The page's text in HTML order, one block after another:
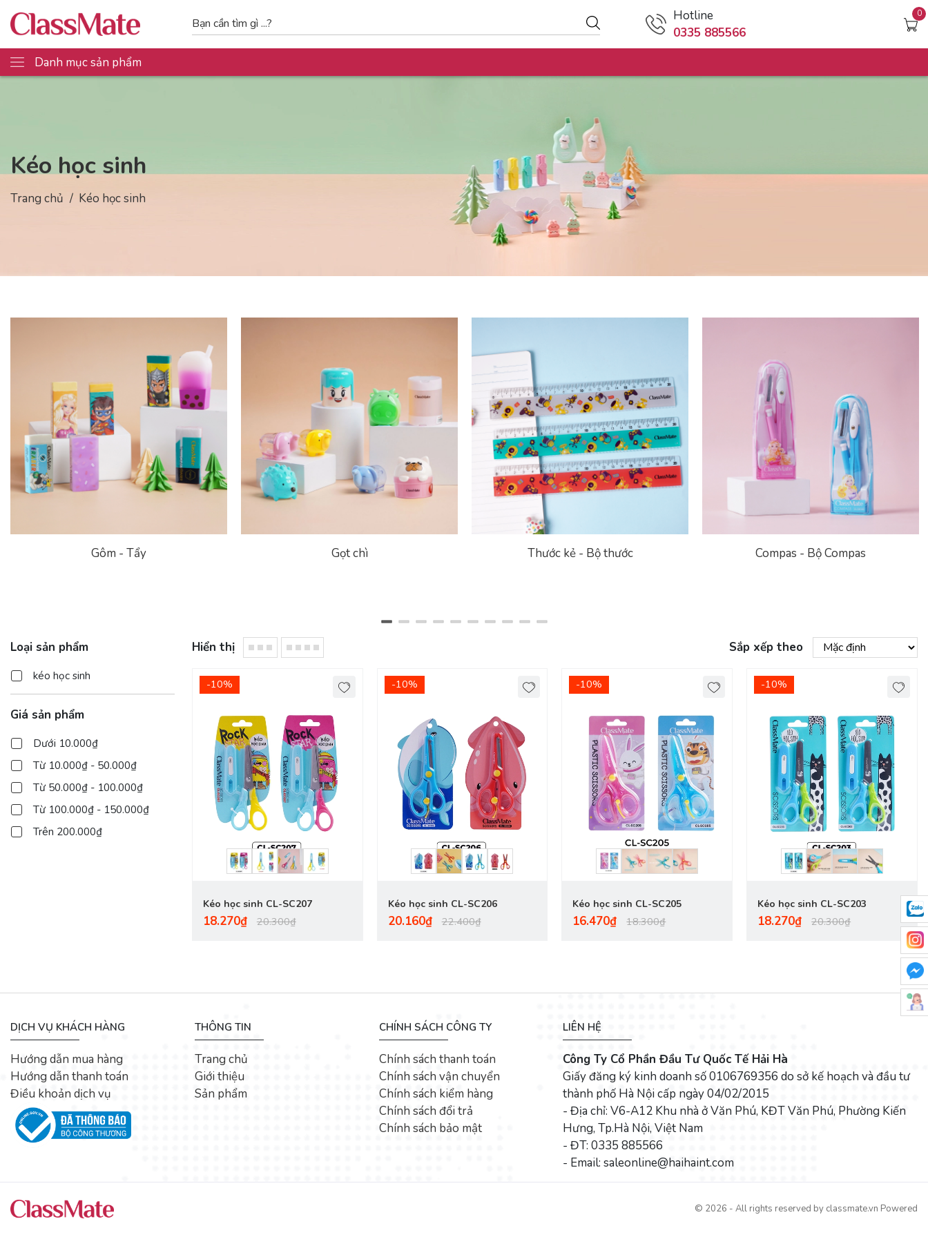
Hotline
0335 885566
0
Danh mục sản phẩm
Kéo học sinh
Trang chủ Kéo học sinh
Gôm - Tẩy Gọt chì Thước kẻ - Bộ thước Compas - Bộ Compas
Loại sản phẩm
kéo học sinh
Giá sản phẩm
Dưới 10.000₫
Từ 10.000₫ - 50.000₫
Từ 50.000₫ - 100.000₫
Từ 100.000₫ - 150.000₫
Trên 200.000₫
Hiển thị Sắp xếp theo
-10%
Kéo học sinh CL-SC207
18.270₫ 20.300₫
-10%
Kéo học sinh CL-SC206
20.160₫ 22.400₫
-10%
Kéo học sinh CL-SC205
16.470₫ 18.300₫
-10%
Kéo học sinh CL-SC203
18.270₫ 20.300₫
DỊCH VỤ KHÁCH HÀNG
Hướng dẫn mua hàng
Hướng dẫn thanh toán
Điều khoản dịch vụ
THÔNG TIN
Trang chủ
Giới thiệu
Sản phẩm
CHÍNH SÁCH CÔNG TY
Chính sách thanh toán
Chính sách vận chuyển
Chính sách kiểm hàng
Chính sách đổi trả
Chính sách bảo mật
LIÊN HỆ
Công Ty Cổ Phần Đầu Tư Quốc Tế Hải Hà
Giấy đăng ký kinh doanh số 0106769356 do sở kế hoạch và đầu tư
thành phố Hà Nội cấp ngày 04/02/2015
- Địa chỉ: V6-A12 Khu nhà ở Văn Phú, KĐT Văn Phú, Phường Kiến
Hưng, Tp.Hà Nội, Việt Nam
- ĐT: 0335 885566
- Email: saleonline@haihaint.com
© 2026 - All rights reserved by classmate.vn Powered